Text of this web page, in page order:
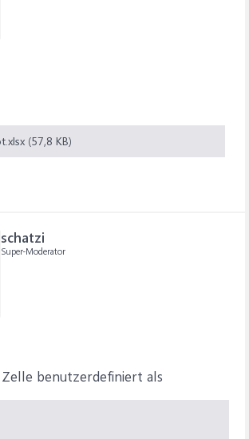
(57,8 KB)
schatzi
Super-Moderator
benutzerdefiniert als